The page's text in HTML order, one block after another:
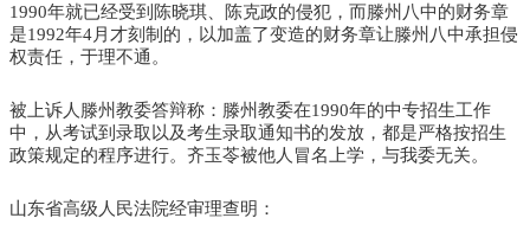
1990年就已经受到陈晓琪、陈克政的侵犯，而滕州八中的财务章
是1992年4月才刻制的，以加盖了变造的财务章让滕州八中承担侵
权责任，于理不通。
被上诉人滕州教委答辩称：滕州教委在1990年的中专招生工作
中，从考试到录取以及考生录取通知书的发放，都是严格按招生
政策规定的程序进行。齐玉苓被他人冒名上学，与我委无关。
山东省高级人民法院经审理查明：